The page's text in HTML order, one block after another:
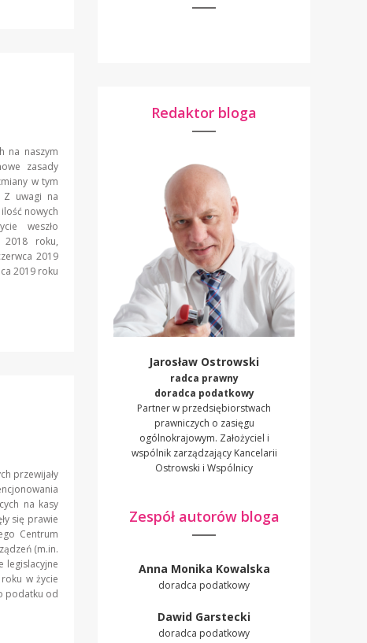
na naszym
zasady
w tym
Z uwagi na
nowych
weszło
roku,
2019
2019 roku
przewijały
na kasy
się prawie
Centrum
(m.in.
legislacyjne
w życie
podatku od
Redaktor bloga
Jarosław Ostrowski
radca prawny
doradca podatkowy
Partner w przedsiębiorstwach
prawniczych o zasięgu
ogólnokrajowym. Założyciel i
wspólnik zarządzający Kancelarii
Ostrowski i Wspólnicy
Zespół autorów bloga
Anna Monika Kowalska
doradca podatkowy
Dawid Garstecki
doradca podatkowy